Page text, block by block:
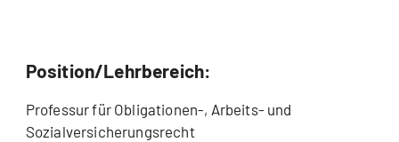
Position/Lehrbereich:
Professur für Obligationen-, Arbeits- und
Sozialversicherungsrecht